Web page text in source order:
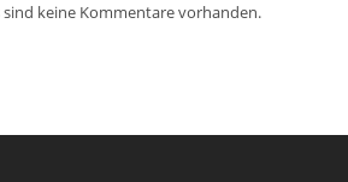
sind keine Kommentare vorhanden.